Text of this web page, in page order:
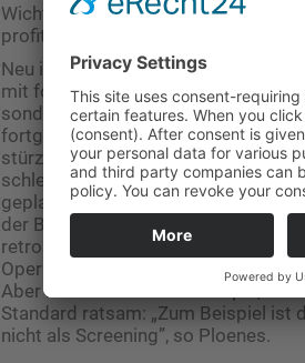
Wichtige Erkenntnis: Geriatrische
profitieren meist nicht von
Neu in der Leitlinie ist auch die
mit fortschreitender pAVK nicht nur
sondern auch
fortgeschrittenem Frailty-Syndrom
stürzen, ein Delirium zu entwickeln
schlechtere Prognose bei
geplante Eingriffe genauer
der Beschwerdelinderung. „In sehr
retrospektiven Studien hat sich
Operation, also dem
Aber nicht nur bei der Therapie,
Standard ratsam: „Zum Beispiel ist
nicht als Screening”, so Ploenes.